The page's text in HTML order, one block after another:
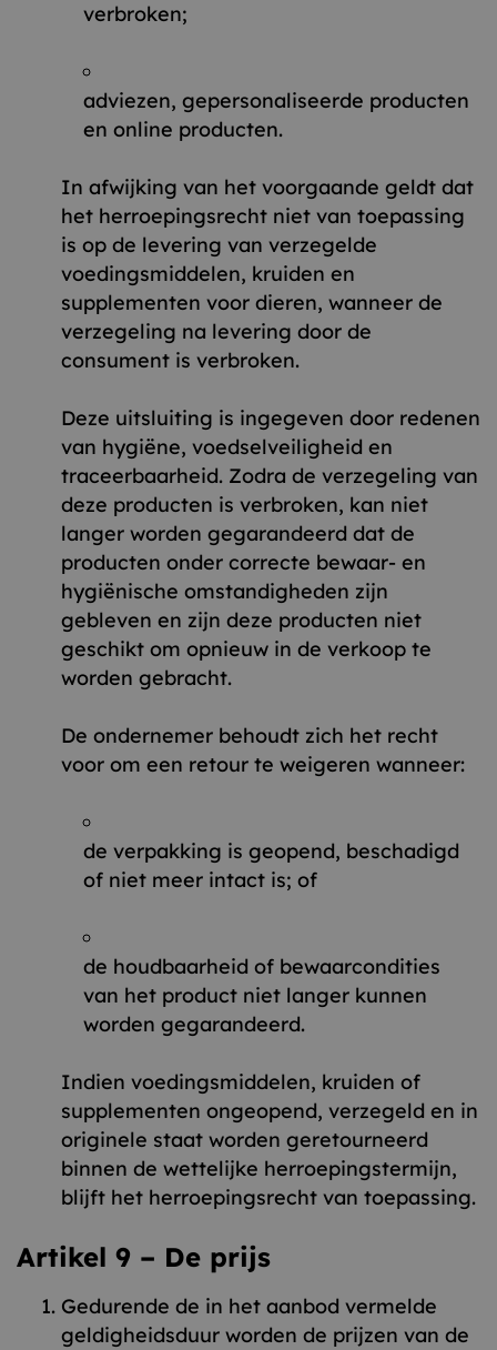
verbroken;
adviezen, gepersonaliseerde producten
en online producten.
In afwijking van het voorgaande geldt dat
het herroepingsrecht niet van toepassing
is op de levering van verzegelde
voedingsmiddelen, kruiden en
supplementen voor dieren, wanneer de
verzegeling na levering door de
consument is verbroken.
Deze uitsluiting is ingegeven door redenen
van hygiëne, voedselveiligheid en
traceerbaarheid. Zodra de verzegeling van
deze producten is verbroken, kan niet
langer worden gegarandeerd dat de
producten onder correcte bewaar- en
hygiënische omstandigheden zijn
gebleven en zijn deze producten niet
geschikt om opnieuw in de verkoop te
worden gebracht.
De ondernemer behoudt zich het recht
voor om een retour te weigeren wanneer:
de verpakking is geopend, beschadigd
of niet meer intact is; of
de houdbaarheid of bewaarcondities
van het product niet langer kunnen
worden gegarandeerd.
Indien voedingsmiddelen, kruiden of
supplementen ongeopend, verzegeld en in
originele staat worden geretourneerd
binnen de wettelijke herroepingstermijn,
blijft het herroepingsrecht van toepassing.
Artikel 9 – De prijs
Gedurende de in het aanbod vermelde
geldigheidsduur worden de prijzen van de